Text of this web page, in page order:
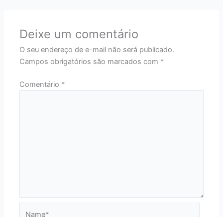
Deixe um comentário
O seu endereço de e-mail não será publicado.
Campos obrigatórios são marcados com *
Comentário *